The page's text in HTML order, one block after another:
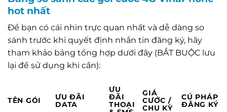
hot nhất
Để bạn có cái nhìn trực quan nhất và dễ dàng so
sánh trước khi quyết định nhắn tin đăng ký, hãy
tham khảo bảng tổng hợp dưới đây (BẮT BUỘC lưu
lại để sử dụng khi cần):
TÊN GÓI
ƯU ĐÃI
DATA
ƯU
ĐÃI
THOẠI
GIÁ
CƯỚC /
CHU KỲ
CÚ PHÁP
ĐĂNG KÝ